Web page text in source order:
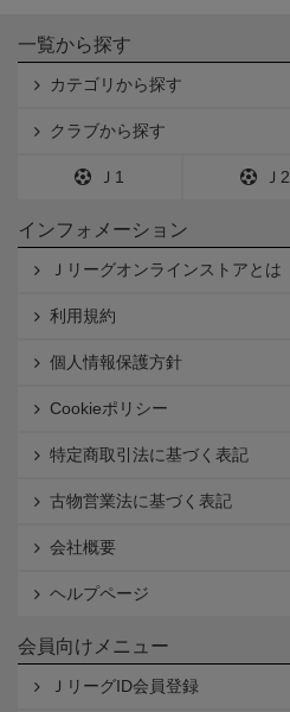
一覧から探す
カテゴリから探す
クラブから探す
Ｊ1 Ｊ2
インフォメーション
Ｊリーグオンラインストアとは
利用規約
個人情報保護方針
Cookieポリシー
特定商取引法に基づく表記
古物営業法に基づく表記
会社概要
ヘルプページ
会員向けメニュー
ＪリーグID会員登録